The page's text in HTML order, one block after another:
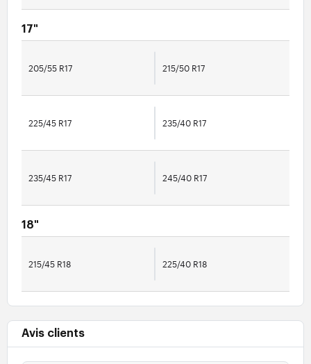
17"
205/55 R17 215/50 R17
225/45 R17 235/40 R17
235/45 R17 245/40 R17
18"
215/45 R18 225/40 R18
Avis clients